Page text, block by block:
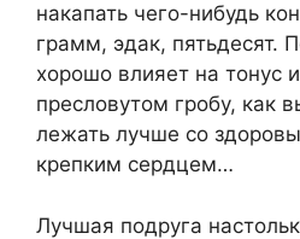
накапать чего-нибудь
грамм, эдак, пятьдесят.
хорошо влияет на тонус
пресловутом гробу, как
лежать лучше со
крепким сердцем…
Лучшая подруга